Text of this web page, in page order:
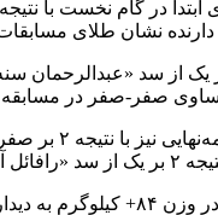
آسیا در سال ۲۰۱۵ رفت که در این
در گام چهارم نیز با نتیجه
تساوی صفر-صفر در
خواهد رفت.